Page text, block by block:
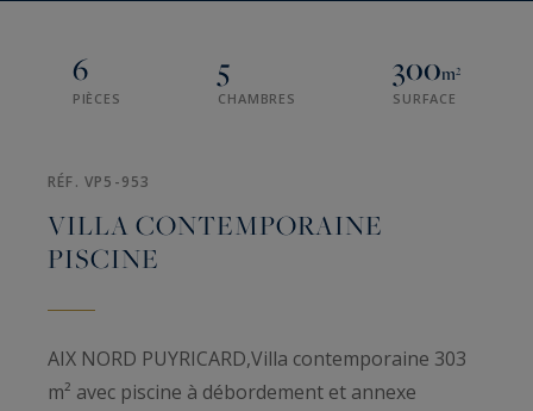
6
PIÈCES
5
CHAMBRES
300m²
SURFACE
RÉF. VP5-953
VILLA CONTEMPORAINE
PISCINE
AIX NORD PUYRICARD,Villa contemporaine 303
m² avec piscine à débordement et annexe